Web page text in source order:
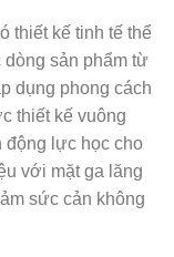
thiết kế tinh tế thể
dòng sản phẩm từ
dụng phong cách
thiết kế vuông
động lực học cho
với mặt ga lăng
sức cản không